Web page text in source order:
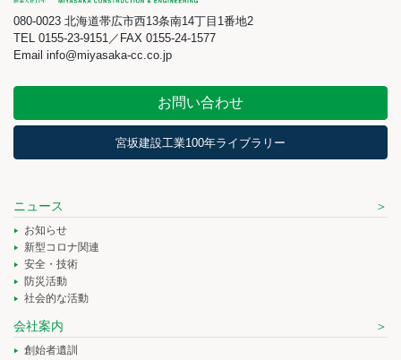
080-0023 北海道帯広市西13条南14丁目1番地2
TEL 0155-23-9151／FAX 0155-24-1577
Email info@miyasaka-cc.co.jp
お問い合わせ
宮坂建設工業100年ライブラリー
ニュース
お知らせ
新型コロナ関連
安全・技術
防災活動
社会的な活動
会社案内
創始者遺訓